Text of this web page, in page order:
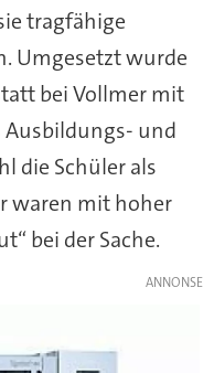
tragfähige
Umgesetzt wurde
bei Vollmer mit
und
die Schüler als
waren mit hoher
bei der Sache.